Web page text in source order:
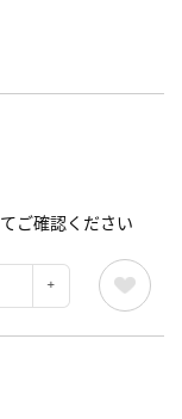
ご確認ください